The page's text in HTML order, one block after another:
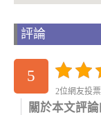
評論
5
2位網友投
關於本文評